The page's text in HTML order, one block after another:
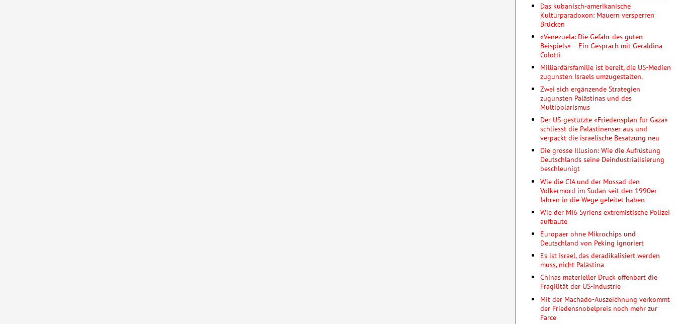
Das kubanisch-amerikanische
Kulturparadoxon: Mauern versperren
Brücken
«Venezuela: Die Gefahr des guten
Beispiels» – Ein Gespräch mit Geraldina
Colotti
Milliardärsfamilie ist bereit, die US-Medien
zugunsten Israels umzugestalten.
Zwei sich ergänzende Strategien
zugunsten Palästinas und des
Multipolarismus
Der US-gestützte «Friedensplan für Gaza»
schliesst die Palästinenser aus und
verpackt die israelische Besatzung neu
Die grosse Illusion: Wie die Aufrüstung
Deutschlands seine Deindustrialisierung
beschleunigt
Wie die CIA und der Mossad den
Völkermord im Sudan seit den 1990er
Jahren in die Wege geleitet haben
Wie der MI6 Syriens extremistische Polizei
aufbaute
Europäer ohne Mikrochips und
Deutschland von Peking ignoriert
Es ist Israel, das deradikalisiert werden
muss, nicht Palästina
Chinas materieller Druck offenbart die
Fragilität der US-Industrie
Mit der Machado-Auszeichnung verkommt
der Friedensnobelpreis noch mehr zur
Farce